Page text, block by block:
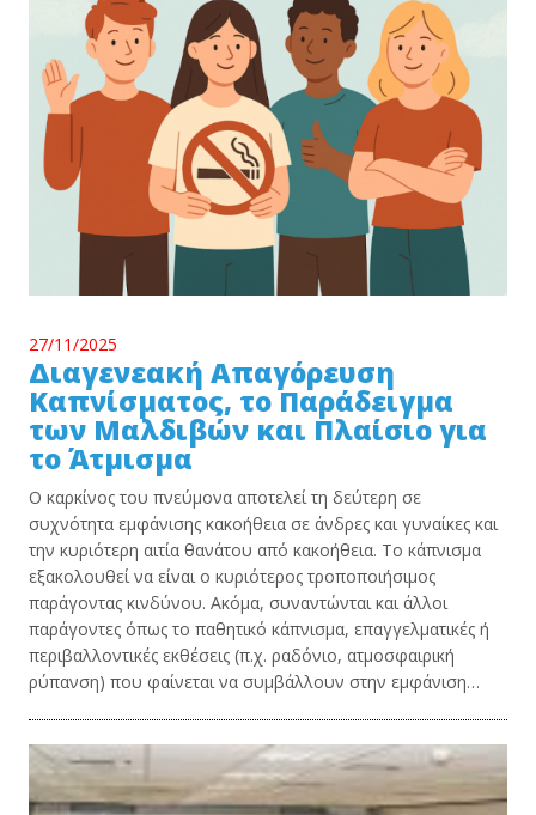
27/11/2025
Διαγενεακή Απαγόρευση
Καπνίσματος, το Παράδειγμα
των Μαλδιβών και Πλαίσιο για
το Άτμισμα
Ο καρκίνος του πνεύμονα αποτελεί τη δεύτερη σε
συχνότητα εμφάνισης κακοήθεια σε άνδρες και γυναίκες και
την κυριότερη αιτία θανάτου από κακοήθεια. Το κάπνισμα
εξακολουθεί να είναι ο κυριότερος τροποποιήσιμος
παράγοντας κινδύνου. Ακόμα, συναντώνται και άλλοι
παράγοντες όπως το παθητικό κάπνισμα, επαγγελματικές ή
περιβαλλοντικές εκθέσεις (π.χ. ραδόνιο, ατμοσφαιρική
ρύπανση) που φαίνεται να συμβάλλουν στην εμφάνιση…